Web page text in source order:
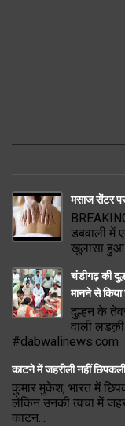
मसाज सेंटर
डबवाली में
खुलासा हुआ
चंडीगढ़ की
मानने से किया
दुल्हन के
वाली
#dabwalinews.com
काटने में जहरीली नहीं छिपकली
कुमार मुकेश, भारत में
लेकिन उनकी त्वचा में
काटन...